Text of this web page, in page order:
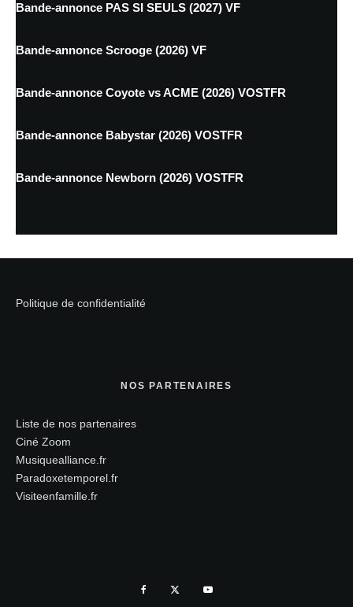
Bande-annonce PAS SI SEULS (2027) VF
Bande-annonce Scrooge (2026) VF
Bande-annonce Coyote vs ACME (2026) VOSTFR
Bande-annonce Babystar (2026) VOSTFR
Bande-annonce Newborn (2026) VOSTFR
Politique de confidentialité
NOS PARTENAIRES
Liste de nos partenaires
Ciné Zoom
Musiquealliance.fr
Paradoxetemporel.fr
Visiteenfamille.fr